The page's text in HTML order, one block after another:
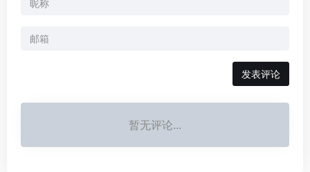
发表评论
暂无评论...